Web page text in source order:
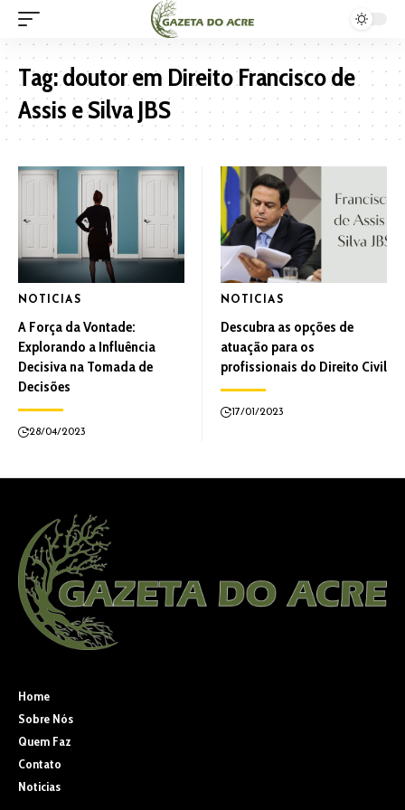
Tag:doutor em Direito Francisco de
Assis e Silva JBS
NOTICIAS
A Força da Vontade:
Explorando a Influência
Decisiva na Tomada de
Decisões
28/04/2023
NOTICIAS
Descubra as opções de
atuação para os
profissionais do Direito Civil
17/01/2023
Home
Sobre Nós
Quem Faz
Contato
Noticias